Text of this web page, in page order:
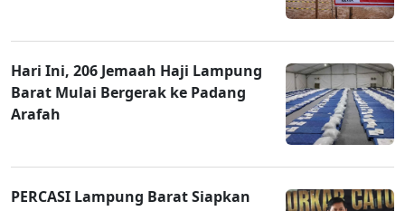
Hari Ini, 206 Jemaah Haji Lampung
Barat Mulai Bergerak ke Padang
Arafah
PERCASI Lampung Barat Siapkan